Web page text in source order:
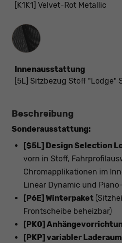
[K1K1] Velvet-Rot Metallic
Innenausstattung
Innenausstattung
[5L] Sitzbezug Stoff "Lodge"
Beschreibung
Sonderausstattung:
[$5L] Design Selection
vorn in Stoff,
Chromapplikationen im
Linear Dynamic und
[P6E] Winterpaket
Frontscheibe beheizbar)
[PK0]
[PKP] variabler